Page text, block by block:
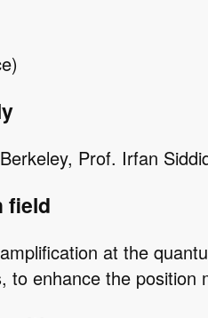
Prof. Irfan
field
at the
to enhance the position